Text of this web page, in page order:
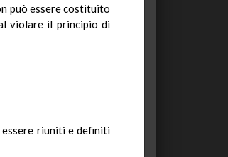
può essere costituito
violare il principio di
essere riuniti e definiti